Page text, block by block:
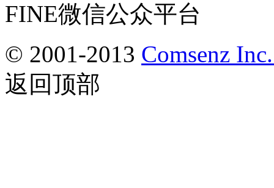
FINE微信公众平台
© 2001-2013 Comsenz
返回顶部